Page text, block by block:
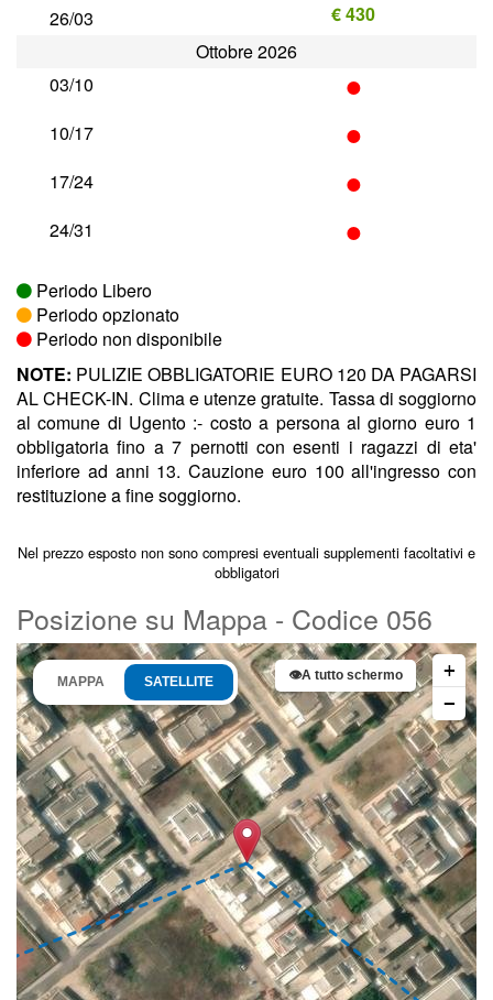
26/03
€ 430
Ottobre 2026
03/10
•
10/17 •
17/24 •
24/31 •
Periodo Libero
Periodo opzionato
Periodo non disponibile
NOTE: PULIZIE OBBLIGATORIE EURO 120 DA PAGARSI
AL CHECK-IN. Clima e utenze gratuite. Tassa di soggiorno
al comune di Ugento :- costo a persona al giorno euro 1
obbligatoria fino a 7 pernotti con esenti i ragazzi di eta'
inferiore ad anni 13. Cauzione euro 100 all'ingresso con
restituzione a fine soggiorno.
Nel prezzo esposto non sono compresi eventuali supplementi facoltativi e
obbligatori
Posizione su Mappa - Codice 056
MAPPA SATELLITE 👁A tutto schermo
+
−